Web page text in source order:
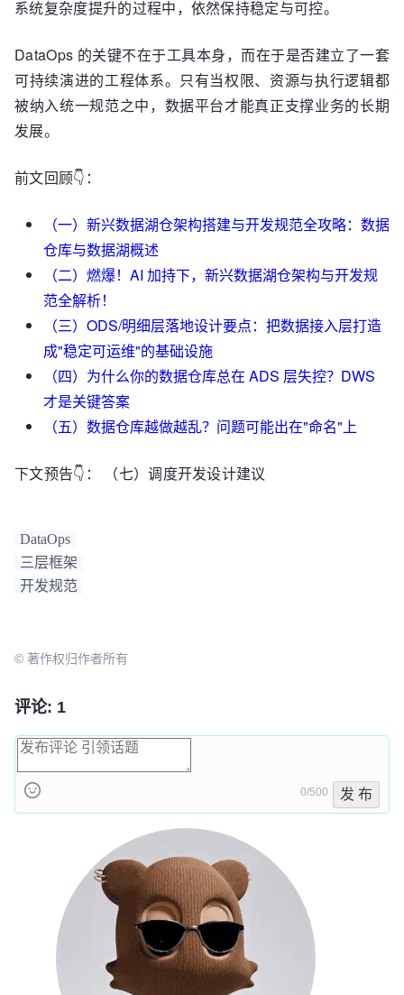
系统复杂度提升的过程中，依然保持稳定与可控。
DataOps 的关键不在于工具本身，而在于是否建立了一套
可持续演进的工程体系。只有当权限、资源与执行逻辑都
被纳入统一规范之中，数据平台才能真正支撑业务的长期
发展。
前文回顾👇：
（一）新兴数据湖仓架构搭建与开发规范全攻略：数据
仓库与数据湖概述
（二）燃爆！AI 加持下，新兴数据湖仓架构与开发规
范全解析！
（三）ODS/明细层落地设计要点：把数据接入层打造
成"稳定可运维"的基础设施
（四）为什么你的数据仓库总在 ADS 层失控？DWS
才是关键答案
（五）数据仓库越做越乱？问题可能出在"命名"上
下文预告👇： （七）调度开发设计建议
DataOps
三层框架
开发规范
© 著作权归作者所有
评论: 1
0/500 发 布